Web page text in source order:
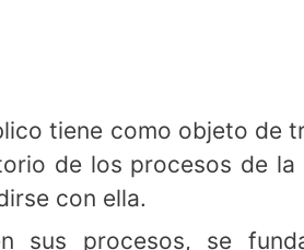
tiene como objeto de
de los procesos de la
con ella.
sus procesos, se